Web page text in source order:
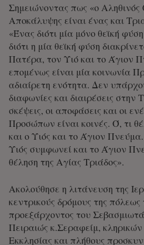
Σημειώνοντας πως «ο Αληθινός
Αποκάλυψης είναι ένας και
«Ένας διότι μία μόνο θεϊκή
διότι η μία θεϊκή φύση
Πατέρα, τον Υιό και το Άγιον
επομένως είναι μία κοινωνία
αδιαίρετη ενότητα. Δεν
διαφωνίες και διαιρέσεις στην
σκέψεις, οι αποφάσεις και οι
Προσώπων είναι κοινές. Ό, τι
και ο Υιός και το Άγιον
Υιός συμφωνεί και το Άγιον
θέληση της Αγίας Τριάδος».
Ακολούθησε η λιτάνευση της
κεντρικούς δρόμους της
προεξάρχοντος του
Πειραιώς κ.Σεραφείμ, κληρικών
Εκκλησίας και πλήθους